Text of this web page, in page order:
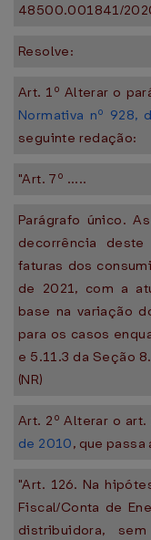
48500.001841/
Resolve:
Art. 1º Alterar o
Normativa nº 928,
seguinte redação:
"Art. 7º .....
Parágrafo único.
decorrência
faturas dos
de 2021, com a
base na variação
para os casos
e 5.11.3 da Seção
(NR)
Art. 2º Alterar o art.
de 2010, que
"Art. 126. Na
Fiscal/Conta de
distribuidora,